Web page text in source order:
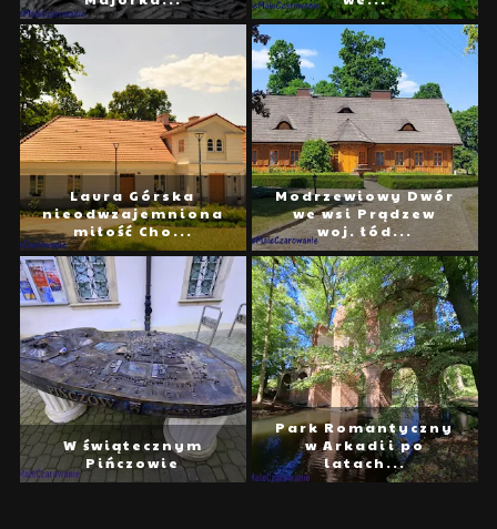
Laura Górska
nieodwzajemniona
miłość Cho...
Modrzewiowy Dwór
we wsi Prądzew
woj. łód...
W świątecznym
Pińczowie
Park Romantyczny
w Arkadii po
latach...